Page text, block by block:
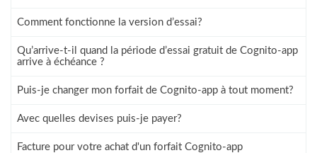
Comment fonctionne la version d’essai?
Qu’arrive-t-il quand la période d’essai gratuit de Cognito-app
arrive à échéance ?
Puis-je changer mon forfait de Cognito-app à tout moment?
Avec quelles devises puis-je payer?
Facture pour votre achat d'un forfait Cognito-app